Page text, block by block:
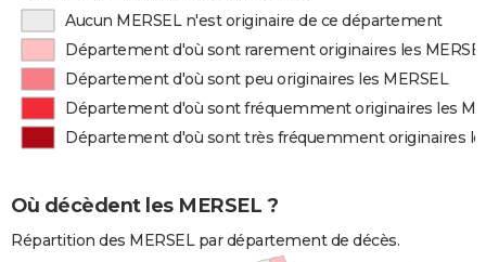
Aucun MERSEL n'est originaire de ce département
Département d'où sont rarement originaires les
Département d'où sont peu originaires les MERSEL
Département d'où sont fréquemment originaires les
Département d'où sont très fréquemment originaires
Où décèdent les MERSEL ?
Répartition des MERSEL par département de décès.